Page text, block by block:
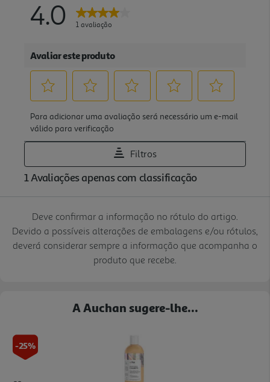
Deve confirmar a informação no rótulo do artigo.
Devido a possíveis alterações de embalagens e/ou rótulos,
deverá considerar sempre a informação que acompanha o
produto que recebe.
A Auchan sugere-lhe...
-25%